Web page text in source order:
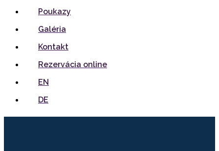
Poukazy
Galéria
Kontakt
Rezervácia online
EN
DE